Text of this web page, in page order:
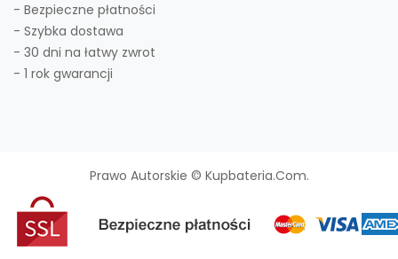
- Bezpieczne płatności
- Szybka dostawa
- 30 dni na łatwy zwrot
- 1 rok gwarancji
Prawo Autorskie © Kupbateria.com.